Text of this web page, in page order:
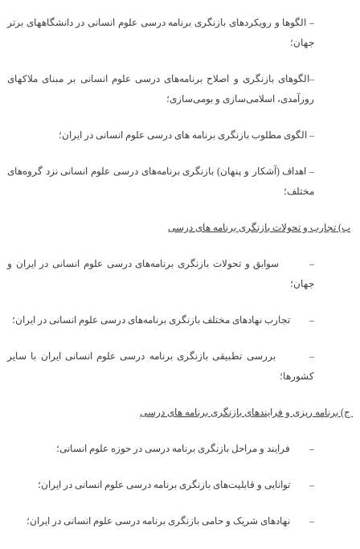
– الگوها و رویکردهای بازنگری برنامه درسی علوم انسانی در دانشگاههای برتر
جهان؛
–الگوهای بازنگری و اصلاح برنامه‌های درسی علوم انسانی بر مبنای ملاکهای
روزآمدی، اسلامی‌سازی و بومی‌سازی؛
– الگوی مطلوب بازنگری برنامه های درسی علوم انسانی در ایران؛
– اهداف (آشکار و پنهان) بازنگری برنامه‌های درسی علوم انسانی نزد گروه‌های
مختلف؛
ب) تجارب و تحولات بازنگری برنامه های درسی
– سوابق و تحولات بازنگری برنامه‌های درسی علوم انسانی در ایران و
جهان؛
– تجارب نهادهای مختلف بازنگری برنامه‌های درسی علوم انسانی در ایران؛
–بررسی تطبیقی بازنگری برنامه درسی علوم انسانی ایران با سایر
کشورها؛
ج) برنامه ریزی و فرایندهای بازنگری برنامه های درسی
– فرایند و مراحل بازنگری برنامه درسی در حوزه علوم انسانی؛
– توانایی و قابلیت‌های بازنگری برنامه درسی علوم انسانی در ایران؛
– نهادهای شریک و حامی بازنگری برنامه درسی علوم انسانی در ایران؛